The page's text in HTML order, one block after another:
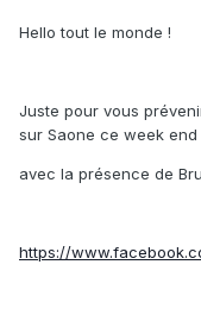
Hello tout le monde !
Juste pour vous
sur Saone ce week
avec la présence de
https://